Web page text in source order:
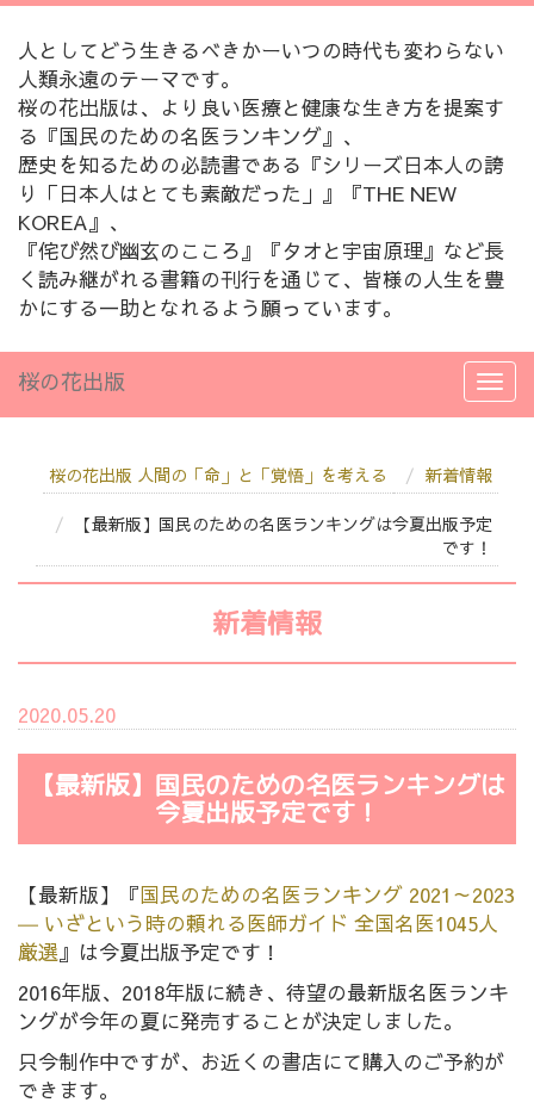
人としてどう生きるべきかーいつの時代も変わらない
人類永遠のテーマです。
桜の花出版は、より良い医療と健康な生き方を提案す
る『国民のための名医ランキング』、
歴史を知るための必読書である『シリーズ日本人の誇
り「日本人はとても素敵だった」』『THE NEW
KOREA』、
『侘び然び幽玄のこころ』『タオと宇宙原理』など長
く読み継がれる書籍の刊行を通じて、皆様の人生を豊
かにする一助となれるよう願っています。
桜の花出版
桜の花出版 人間の「命」と「覚悟」を考える 新着情報
【最新版】国民のための名医ランキングは今夏出版予定
です！
新着情報
2020.05.20
【最新版】国民のための名医ランキングは
今夏出版予定です！
【最新版】『国民のための名医ランキング 2021～2023
― いざという時の頼れる医師ガイド 全国名医1045人
厳選』は今夏出版予定です！
2016年版、2018年版に続き、待望の最新版名医ランキ
ングが今年の夏に発売することが決定しました。
只今制作中ですが、お近くの書店にて購入のご予約が
できます。